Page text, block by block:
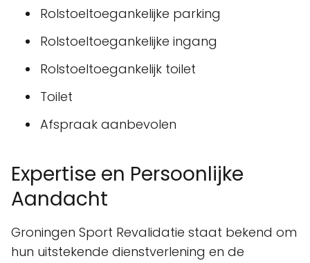
Rolstoeltoegankelijke parking
Rolstoeltoegankelijke ingang
Rolstoeltoegankelijk toilet
Toilet
Afspraak aanbevolen
Expertise en Persoonlijke
Aandacht
Groningen Sport Revalidatie staat bekend om
hun uitstekende dienstverlening en de